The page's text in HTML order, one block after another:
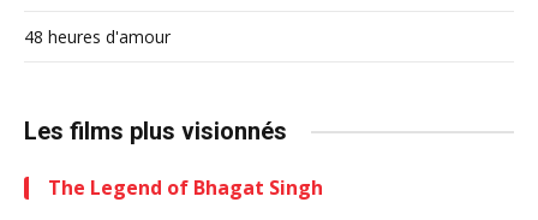
48 heures d'amour
Les films plus visionnés
The Legend of Bhagat Singh